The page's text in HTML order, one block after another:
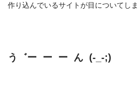
作り込んでいるサイトが目についてしま
う゛ー ー ー ん (-_-;)